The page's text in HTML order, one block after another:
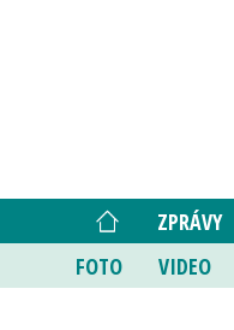
ZPRÁVY
FOTO
VIDEO